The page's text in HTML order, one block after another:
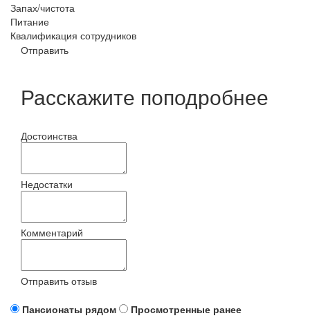
Запах/чистота
Питание
Квалификация сотрудников
Отправить
Расскажите поподробнее
Достоинства
Недостатки
Комментарий
Отправить отзыв
Пансионаты рядом Просмотренные ранее